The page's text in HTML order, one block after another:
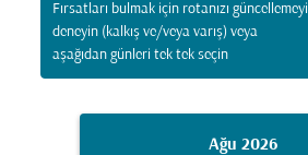
Fırsatları bulmak için rotanızı güncellemeyi
deneyin (kalkış ve/veya varış) veya
aşağıdan günleri tek tek seçin
Ağu 2026